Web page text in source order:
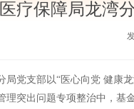
疗保障局龙湾
局党支部以“医心向党 健康
理突出问题专项整治中，基